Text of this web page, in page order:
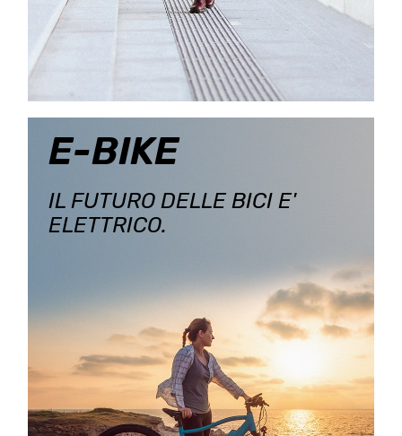
E-BIKE
IL FUTURO DELLE BICI E'
ELETTRICO.